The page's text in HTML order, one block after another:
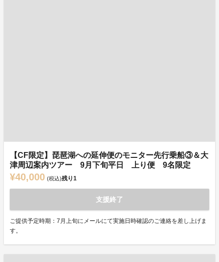
【CF限定】琵琶湖への延伸便のモニター先行乗船③＆大
津周辺案内ツアー 9月下旬平日 上り便 9名限定
¥40,000 (税込)残り1
支援終了
ご提供予定時期：7月上旬にメールにて実施日時確認のご連絡を差し上げま
す。